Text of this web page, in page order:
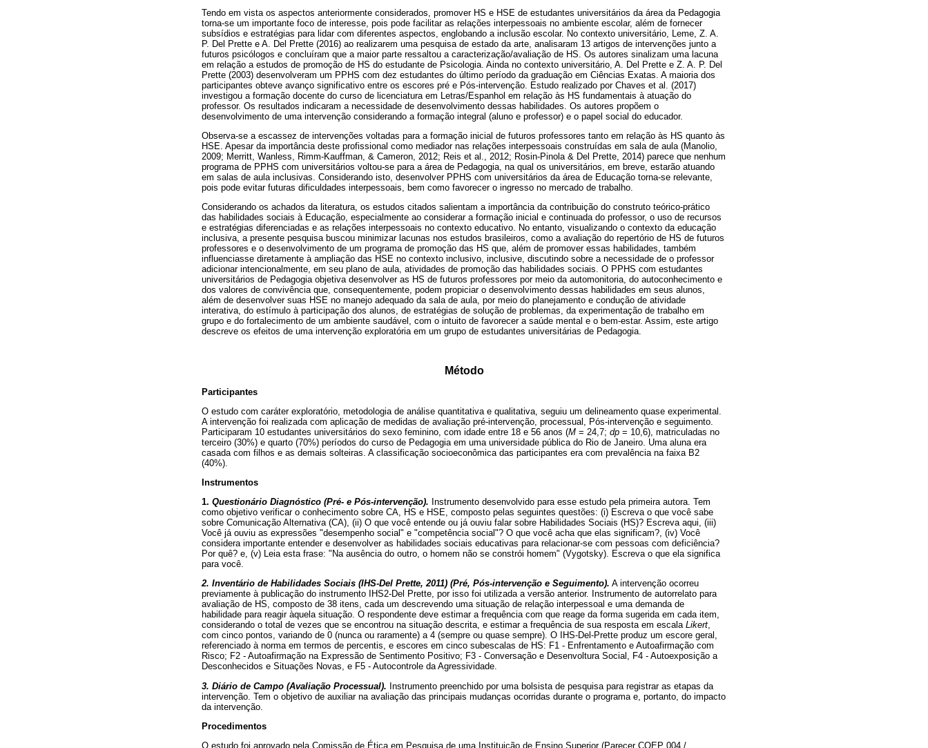
Tendo em vista os aspectos anteriormente considerados, promover HS e HSE de estudantes universitários da área da Pedagogia
torna-se um importante foco de interesse, pois pode facilitar as relações interpessoais no ambiente escolar, além de fornecer
subsídios e estratégias para lidar com diferentes aspectos, englobando a inclusão escolar. No contexto universitário, Leme, Z. A.
P. Del Prette e A. Del Prette (2016) ao realizarem uma pesquisa de estado da arte, analisaram 13 artigos de intervenções junto a
futuros psicólogos e concluíram que a maior parte ressaltou a caracterização/avaliação de HS. Os autores sinalizam uma lacuna
em relação a estudos de promoção de HS do estudante de Psicologia. Ainda no contexto universitário, A. Del Prette e Z. A. P. Del
Prette (2003) desenvolveram um PPHS com dez estudantes do último período da graduação em Ciências Exatas. A maioria dos
participantes obteve avanço significativo entre os escores pré e Pós-intervenção. Estudo realizado por Chaves et al. (2017)
investigou a formação docente do curso de licenciatura em Letras/Espanhol em relação às HS fundamentais à atuação do
professor. Os resultados indicaram a necessidade de desenvolvimento dessas habilidades. Os autores propõem o
desenvolvimento de uma intervenção considerando a formação integral (aluno e professor) e o papel social do educador.
Observa-se a escassez de intervenções voltadas para a formação inicial de futuros professores tanto em relação às HS quanto às
HSE. Apesar da importância deste profissional como mediador nas relações interpessoais construídas em sala de aula (Manolio,
2009; Merritt, Wanless, Rimm-Kauffman, & Cameron, 2012; Reis et al., 2012; Rosin-Pinola & Del Prette, 2014) parece que nenhum
programa de PPHS com universitários voltou-se para a área de Pedagogia, na qual os universitários, em breve, estarão atuando
em salas de aula inclusivas. Considerando isto, desenvolver PPHS com universitários da área de Educação torna-se relevante,
pois pode evitar futuras dificuldades interpessoais, bem como favorecer o ingresso no mercado de trabalho.
Considerando os achados da literatura, os estudos citados salientam a importância da contribuição do construto teórico-prático
das habilidades sociais à Educação, especialmente ao considerar a formação inicial e continuada do professor, o uso de recursos
e estratégias diferenciadas e as relações interpessoais no contexto educativo. No entanto, visualizando o contexto da educação
inclusiva, a presente pesquisa buscou minimizar lacunas nos estudos brasileiros, como a avaliação do repertório de HS de futuros
professores e o desenvolvimento de um programa de promoção das HS que, além de promover essas habilidades, também
influenciasse diretamente à ampliação das HSE no contexto inclusivo, inclusive, discutindo sobre a necessidade de o professor
adicionar intencionalmente, em seu plano de aula, atividades de promoção das habilidades sociais. O PPHS com estudantes
universitários de Pedagogia objetiva desenvolver as HS de futuros professores por meio da automonitoria, do autoconhecimento e
dos valores de convivência que, consequentemente, podem propiciar o desenvolvimento dessas habilidades em seus alunos,
além de desenvolver suas HSE no manejo adequado da sala de aula, por meio do planejamento e condução de atividade
interativa, do estímulo à participação dos alunos, de estratégias de solução de problemas, da experimentação de trabalho em
grupo e do fortalecimento de um ambiente saudável, com o intuito de favorecer a saúde mental e o bem-estar. Assim, este artigo
descreve os efeitos de uma intervenção exploratória em um grupo de estudantes universitárias de Pedagogia.
Método
Participantes
O estudo com caráter exploratório, metodologia de análise quantitativa e qualitativa, seguiu um delineamento quase experimental.
A intervenção foi realizada com aplicação de medidas de avaliação pré-intervenção, processual, Pós-intervenção e seguimento.
Participaram 10 estudantes universitários do sexo feminino, com idade entre 18 e 56 anos (M = 24,7; dp = 10,6), matriculadas no
terceiro (30%) e quarto (70%) períodos do curso de Pedagogia em uma universidade pública do Rio de Janeiro. Uma aluna era
casada com filhos e as demais solteiras. A classificação socioeconômica das participantes era com prevalência na faixa B2
(40%).
Instrumentos
1. Questionário Diagnóstico (Pré- e Pós-intervenção). Instrumento desenvolvido para esse estudo pela primeira autora. Tem
como objetivo verificar o conhecimento sobre CA, HS e HSE, composto pelas seguintes questões: (i) Escreva o que você sabe
sobre Comunicação Alternativa (CA), (ii) O que você entende ou já ouviu falar sobre Habilidades Sociais (HS)? Escreva aqui, (iii)
Você já ouviu as expressões "desempenho social" e "competência social"? O que você acha que elas significam?, (iv) Você
considera importante entender e desenvolver as habilidades sociais educativas para relacionar-se com pessoas com deficiência?
Por quê? e, (v) Leia esta frase: "Na ausência do outro, o homem não se constrói homem" (Vygotsky). Escreva o que ela significa
para você.
2. Inventário de Habilidades Sociais (IHS-Del Prette, 2011) (Pré, Pós-intervenção e Seguimento). A intervenção ocorreu
previamente à publicação do instrumento IHS2-Del Prette, por isso foi utilizada a versão anterior. Instrumento de autorrelato para
avaliação de HS, composto de 38 itens, cada um descrevendo uma situação de relação interpessoal e uma demanda de
habilidade para reagir àquela situação. O respondente deve estimar a frequência com que reage da forma sugerida em cada item,
considerando o total de vezes que se encontrou na situação descrita, e estimar a frequência de sua resposta em escala Likert,
com cinco pontos, variando de 0 (nunca ou raramente) a 4 (sempre ou quase sempre). O IHS-Del-Prette produz um escore geral,
referenciado à norma em termos de percentis, e escores em cinco subescalas de HS: F1 - Enfrentamento e Autoafirmação com
Risco; F2 - Autoafirmação na Expressão de Sentimento Positivo; F3 - Conversação e Desenvoltura Social, F4 - Autoexposição a
Desconhecidos e Situações Novas, e F5 - Autocontrole da Agressividade.
3. Diário de Campo (Avaliação Processual). Instrumento preenchido por uma bolsista de pesquisa para registrar as etapas da
intervenção. Tem o objetivo de auxiliar na avaliação das principais mudanças ocorridas durante o programa e, portanto, do impacto
da intervenção.
Procedimentos
O estudo foi aprovado pela Comissão de Ética em Pesquisa de uma Instituição de Ensino Superior (Parecer COEP 004 /